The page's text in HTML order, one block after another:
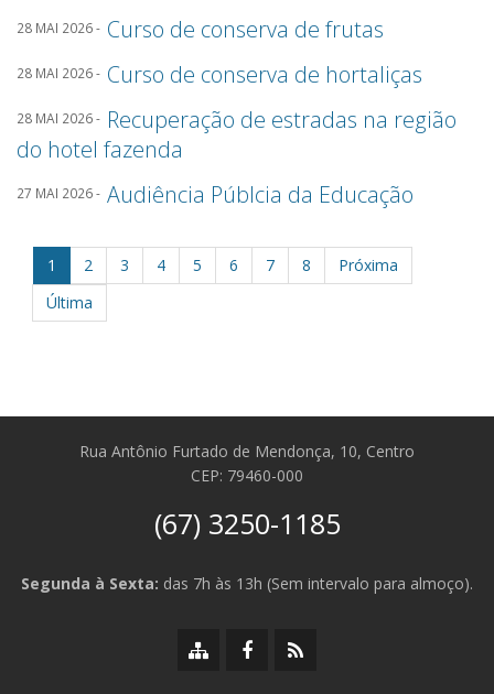
28 MAI 2026 - Curso de conserva de frutas
28 MAI 2026 - Curso de conserva de hortaliças
28 MAI 2026 - Recuperação de estradas na região
do hotel fazenda
27 MAI 2026 - Audiência Públcia da Educação
1 2 3 4 5 6 7 8
Próxima
Última
Rua Antônio Furtado de Mendonça, 10, Centro
CEP: 79460-000
(67) 3250-1185
Segunda à Sexta: das 7h às 13h (Sem intervalo para almoço).
MapaFacebook
RSS